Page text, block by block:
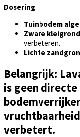
Dosering
Tuinbodem
Zware
verbeteren.
Lichte
Belangrijk:
is geen
verbetert.